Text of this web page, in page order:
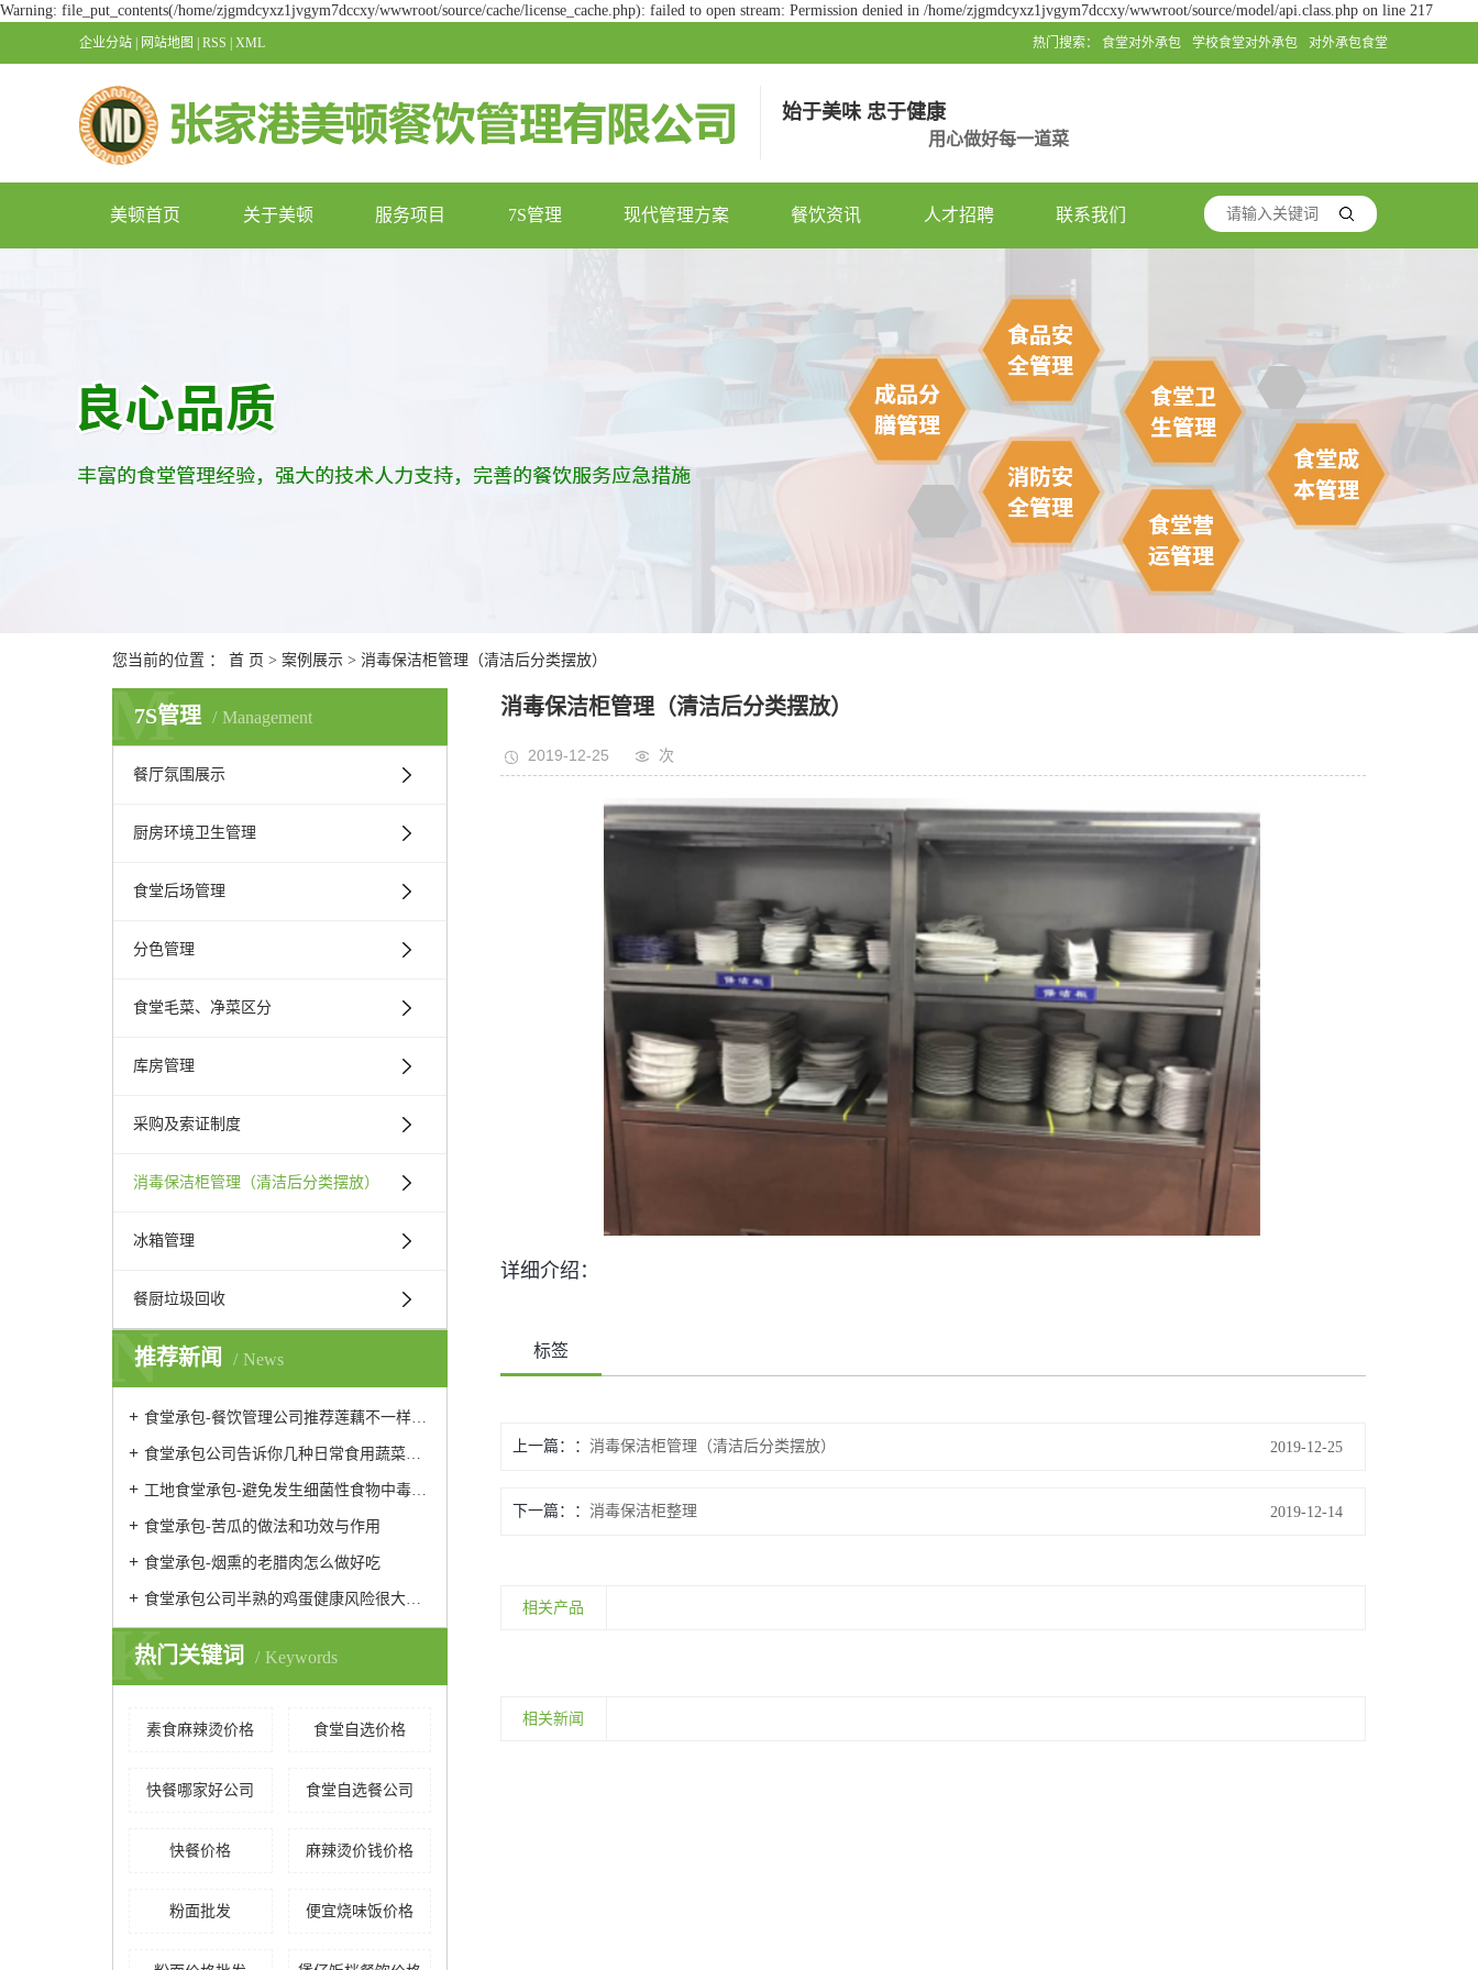
Warning: file_put_contents(/home/zjgmdcyxz1jvgym7dccxy/wwwroot/source/cache/license_cache.php): failed to open stream: Permission denied in /home/zjgmdcyxz1jvgym7dccxy/wwwroot/source/model/api.class.php on line 217
企业分站 网站地图 RSS XML 热门搜索： 食堂对外承包 学校食堂对外承包 对外承包食堂
始于美味 忠于健康
用心做好每一道菜
美顿首页 关于美顿 服务项目 7S管理 现代管理方案 餐饮资讯 人才招聘 联系我们
您当前的位置 ： 首 页 > 案例展示 > 消毒保洁柜管理（清洁后分类摆放）
7S管理 Management
M
餐厅氛围展示
厨房环境卫生管理
食堂后场管理
分色管理
食堂毛菜、净菜区分
库房管理
采购及索证制度
消毒保洁柜管理（清洁后分类摆放）
冰箱管理
餐厨垃圾回收
推荐新闻 News
N
食堂承包-餐饮管理公司推荐莲藕不一样的做法
食堂承包公司告诉你几种日常食用蔬菜的保鲜方法
工地食堂承包-避免发生细菌性食物中毒的预防性措施
食堂承包-苦瓜的做法和功效与作用
食堂承包-烟熏的老腊肉怎么做好吃
食堂承包公司半熟的鸡蛋健康风险很大易引发腹泻发烧
热门关键词 Keywords
K
素食麻辣烫价格 食堂自选价格
快餐哪家好公司 食堂自选餐公司
快餐价格 麻辣烫价钱价格
粉面批发 便宜烧味饭价格
消毒保洁柜管理（清洁后分类摆放）
2019-12-25 次
详细介绍：
标签
上一篇： 消毒保洁柜管理（清洁后分类摆放） 2019-12-25
下一篇： 消毒保洁柜整理 2019-12-14
相关产品
相关新闻